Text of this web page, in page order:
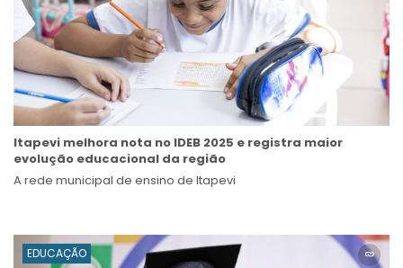
Itapevi melhora nota no IDEB 2025 e registra maior
evolução educacional da região
A rede municipal de ensino de Itapevi
EDUCAÇÃO